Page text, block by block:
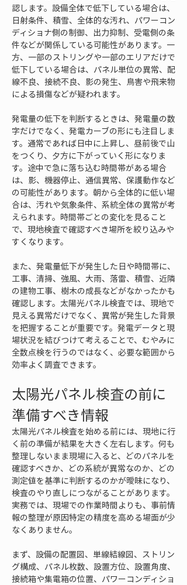
認します。設備全体で低下している場合は、
日射条件、積雪、全体的な汚れ、パワーコン
ディショナ側の制御、出力抑制、受電側の条
件などが関係している可能性があります。一
方、一部のストリングや一部のエリアだけで
低下している場合は、パネル単位の異常、配
線不良、接続不良、影の発生、鳥害や飛来物
による損傷などが疑われます。
発電量の低下を判断するときは、発電量の数
字だけでなく、発電カーブの形にも注目しま
す。通常であれば日中に上昇し、昼前後で山
をつくり、夕方に下がっていく形になりま
す。途中で急に落ち込む時間帯がある場合
は、影、機器停止、通信異常、保護動作など
の可能性があります。朝から全体的に低い場
合は、汚れや気象条件、系統全体の異常が考
えられます。時間帯ごとの変化を見ること
で、現地検査で確認すべき場所を絞り込みや
すくなります。
また、発電量低下が発生した日や時間帯に、
工事、清掃、強風、大雨、落雷、積雪、近隣
の建物工事、樹木の成長などがなかったかも
確認します。太陽光パネル検査では、現地で
見える異常だけでなく、異常が発生した背景
を把握することが重要です。発電データと現
場状況を結びつけて考えることで、むやみに
全数点検を行うのではなく、必要な範囲から
効率よく調査できます。
太陽光パネル検査の前に
準備すべき情報
太陽光パネル検査を始める前には、現地に行
く前の準備が結果を大きく左右します。何も
整理しないまま現場に入ると、どのパネルを
確認すべきか、どの系統が異常なのか、どの
測定値を基準に判断するのかが曖昧になり、
検査のやり直しにつながることがあります。
実務では、現場での作業時間よりも、事前情
報の整理が原因特定の精度を高める場面が少
なくありません。
まず、設備の配置図、単線結線図、ストリン
グ構成、パネル枚数、設置方位、設置角度、
接続箱や集電箱の位置、パワーコンディショ